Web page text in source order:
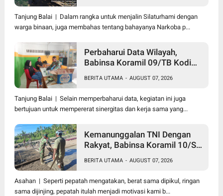
Tanjung Balai | Dalam rangka untuk menjalin Silaturhami dengan
warga binaan, juga membahas tentang bahayanya Narkoba p...
Perbaharui Data Wilayah,
Babinsa Koramil 09/TB Kodim
Ter Di Kantor Kelurahan
BERITA UTAMA - AUGUST 07, 2026
Tanjung Balai | Selain memperbaharui data, kegiatan ini juga
bertujuan untuk mempererat sinergitas dan kerja sama yang...
Kemanunggalan TNI Dengan
Rakyat, Babinsa Koramil 10/SK
(Cor) Bangun Rumah Warga
BERITA UTAMA - AUGUST 07, 2026
Asahan | Seperti pepatah mengatakan, berat sama dipikul, ringan
sama dijinjing, pepatah itulah menjadi motivasi kami b...